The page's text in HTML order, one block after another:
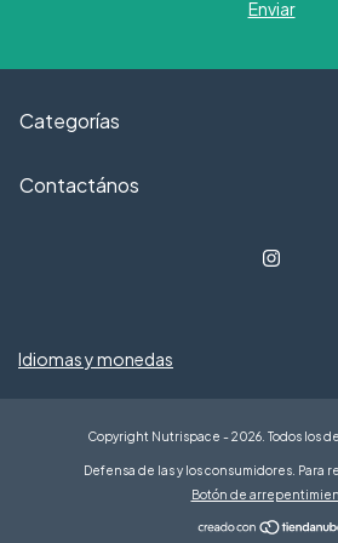
Categorías
Contactános
Idiomas y monedas
Copyright Nutrispace - 2026. Todos los
Defensa de las y los consumidores. Para
Botón de